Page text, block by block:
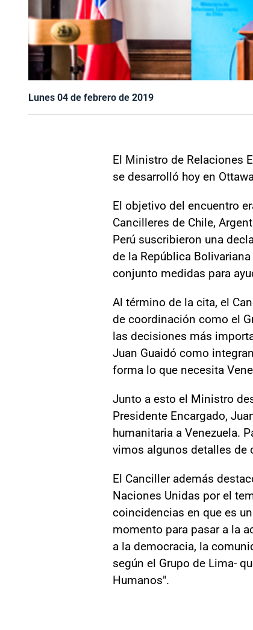
Lunes 04 de febrero de 2019
El Ministro de Relaciones
se desarrolló hoy en
El objetivo del encuentro
Cancilleres de Chile,
Perú suscribieron una
de la República
conjunto medidas para
Al término de la cita, el
de coordinación como el
las decisiones más
Juan Guaidó como
forma lo que necesita
Junto a esto el Ministro
Presidente Encargado,
humanitaria a Venezuela.
vimos algunos detalles de
El Canciller además
Naciones Unidas por el
coincidencias en que es
momento para pasar a la
a la democracia, la
según el Grupo de Lima-
Humanos".